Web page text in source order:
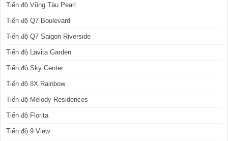
Tiến độ Vũng Tàu Pearl
Tiến độ Q7 Boulevard
Tiến độ Q7 Saigon Riverside
Tiến độ Lavita Garden
Tiến độ Sky Center
Tiến độ 8X Rainbow
Tiến độ Melody Residences
Tiến độ Florita
Tiến độ 9 View